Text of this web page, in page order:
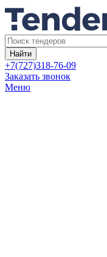
Найти
+7(727)318-76-09
Заказать звонок
Меню